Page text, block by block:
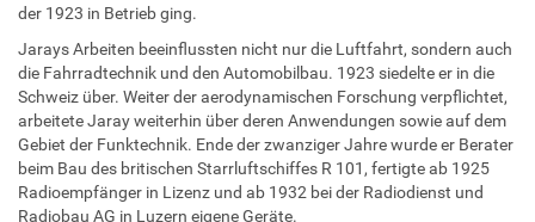
der 1923 in Betrieb ging.
Jarays Arbeiten beeinflussten nicht nur die Luftfahrt, sondern auch
die Fahrradtechnik und den Automobilbau. 1923 siedelte er in die
Schweiz über. Weiter der aerodynamischen Forschung verpflichtet,
arbeitete Jaray weiterhin über deren Anwendungen sowie auf dem
Gebiet der Funktechnik. Ende der zwanziger Jahre wurde er Berater
beim Bau des britischen Starrluftschiffes R 101, fertigte ab 1925
Radioempfänger in Lizenz und ab 1932 bei der Radiodienst und
Radiobau AG in Luzern eigene Geräte.